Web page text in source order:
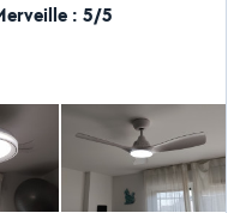
et organisation
: 5/5